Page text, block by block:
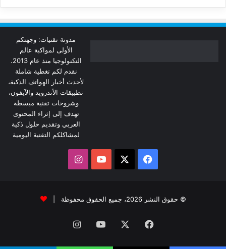
مدونة تقنيات: وجهتكم
الأولى لمواكبة عالم
التكنولوجيا منذ عام 2013.
نقدم لكم تغطية شاملة
لأحدث أخبار الهواتف الذكية،
تطبيقات الأندرويد والآيفون،
وشروحات تقنية مبسطة
تهدف إلى إثراء المحتوى
العربي وتقديم حلول ذكية
لمشاكلكم التقنية اليومية
فيسبوك ‫YouTubeانستقرام
© حقوق النشر 2026، جميع الحقوق محفوظة |
فيسبوك ‫YouTubeانستقرام